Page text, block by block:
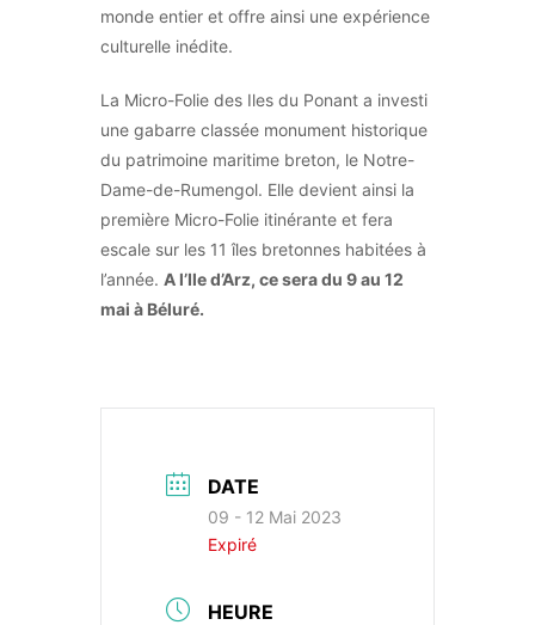
monde entier et offre ainsi une expérience
culturelle inédite.
La Micro-Folie des Iles du Ponant a investi
une gabarre classée monument historique
du patrimoine maritime breton, le Notre-
Dame-de-Rumengol. Elle devient ainsi la
première Micro-Folie itinérante et fera
escale sur les 11 îles bretonnes habitées à
l’année. A l’Ile d’Arz, ce sera du 9 au 12
mai à Béluré.
DATE
09 - 12 Mai 2023
Expiré
HEURE